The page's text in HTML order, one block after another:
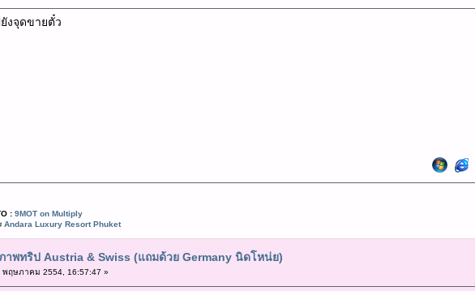
งจุดขายตั๋ว
: 9MOT on Multiply
Andara Luxury Resort Phuket
าพทริป Austria & Swiss (แถมด้วย Germany นิดโหน่ย)
ฤษภาคม 2554, 16:57:47 »